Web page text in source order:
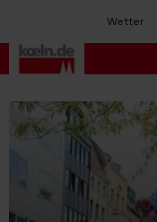
Inhalt
springen
Wetter